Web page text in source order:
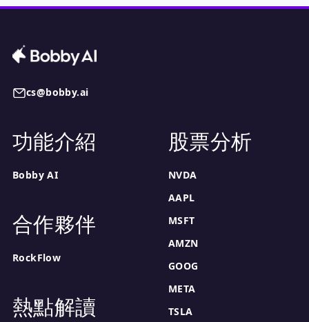
cs@bobby.ai
功能介紹
Bobby AI
合作夥伴
RockFlow
熱點解讀
股票分析
NVDA
AAPL
MSFT
AMZN
GOOG
META
TSLA